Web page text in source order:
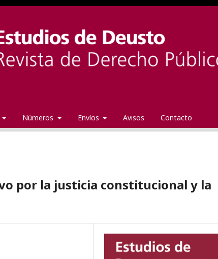
Números Envíos Avisos Contacto
por la justicia constitucional y la